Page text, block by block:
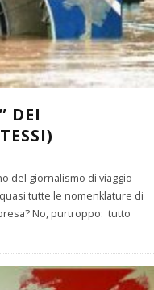
DEI
del giornalismo di viaggio
tutte le nomenklature di
No, purtroppo: tutto